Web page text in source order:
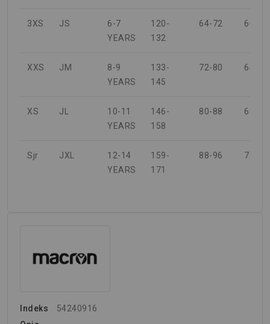
3XS JS
6-7
YEARS
120-
132
64-72 60-64
XXS JM
8-9
YEARS
133-
145
72-80 64-68
XS JL
10-11
YEARS
146-
158
80-88 68-72
Sjr JXL
12-14
YEARS
159-
171
88-96 72-76
Indeks
54240916